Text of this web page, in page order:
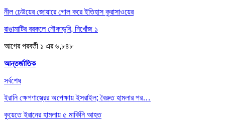
নীল ঢেউয়ের জোয়ারে গোল করে ইতিহাস কুরাসাওয়ের
রাঙামাটির বরকলে নৌকাডুবি, নিখোঁজ ১
আগেরপরবর্তী ১ এর ৬,৮৪৮
আন্তর্জাতিক
সর্বশেষ
ইরানি ক্ষেপণাস্ত্রের অপেক্ষায় ইসরাইল; বৈরুত হামলার পর…
কুয়েতে ইরানের হামলায় ৫ মার্কিনি আহত